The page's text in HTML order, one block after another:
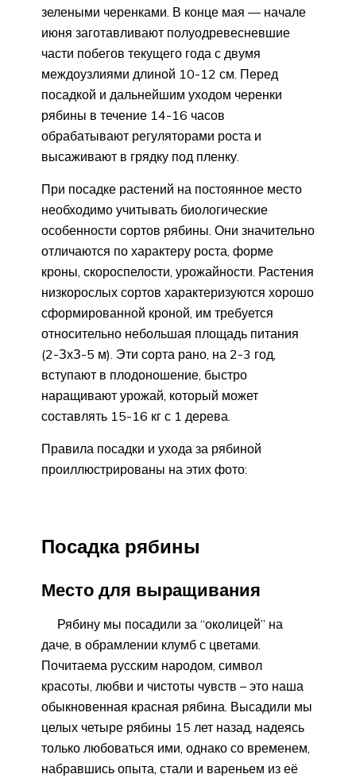
зелеными черенками. В конце мая — начале
июня заготавливают полуодревесневшие
части побегов текущего года с двумя
междоузлиями длиной 10-12 см. Перед
посадкой и дальнейшим уходом черенки
рябины в течение 14-16 часов
обрабатывают регуляторами роста и
высаживают в грядку под пленку.
При посадке растений на постоянное место
необходимо учитывать биологические
особенности сортов рябины. Они значительно
отличаются по характеру роста, форме
кроны, скороспелости, урожайности. Растения
низкорослых сортов характеризуются хорошо
сформированной кроной, им требуется
относительно небольшая площадь питания
(2-ЗхЗ-5 м). Эти сорта рано, на 2-3 год,
вступают в плодоношение, быстро
наращивают урожай, который может
составлять 15-16 кг с 1 дерева.
Правила посадки и ухода за рябиной
проиллюстрированы на этих фото:
Посадка рябины
Место для выращивания
Рябину мы посадили за “околицей” на
даче, в обрамлении клумб с цветами.
Почитаема русским народом, символ
красоты, любви и чистоты чувств – это наша
обыкновенная красная рябина. Высадили мы
целых четыре рябины 15 лет назад, надеясь
только любоваться ими, однако со временем,
набравшись опыта, стали и вареньем из её